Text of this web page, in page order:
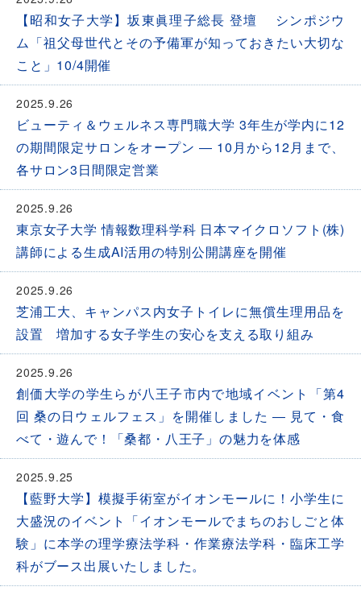
【昭和女子大学】坂東眞理子総長 登壇 シンポジウ
ム「祖父母世代とその予備軍が知っておきたい大切な
こと」10/4開催
2025.9.26
ビューティ＆ウェルネス専門職大学 3年生が学内に12
の期間限定サロンをオープン ― 10月から12月まで、
各サロン3日間限定営業
2025.9.26
東京女子大学 情報数理科学科 日本マイクロソフト(株)
講師による生成AI活用の特別公開講座を開催
2025.9.26
芝浦工大、キャンパス内女子トイレに無償生理用品を
設置 増加する女子学生の安心を支える取り組み
2025.9.26
創価大学の学生らが八王子市内で地域イベント「第4
回 桑の日ウェルフェス」を開催しました ― 見て・食
べて・遊んで！「桑都・八王子」の魅力を体感
2025.9.25
【藍野大学】模擬手術室がイオンモールに！小学生に
大盛況のイベント「イオンモールでまちのおしごと体
験」に本学の理学療法学科・作業療法学科・臨床工学
科がブース出展いたしました。